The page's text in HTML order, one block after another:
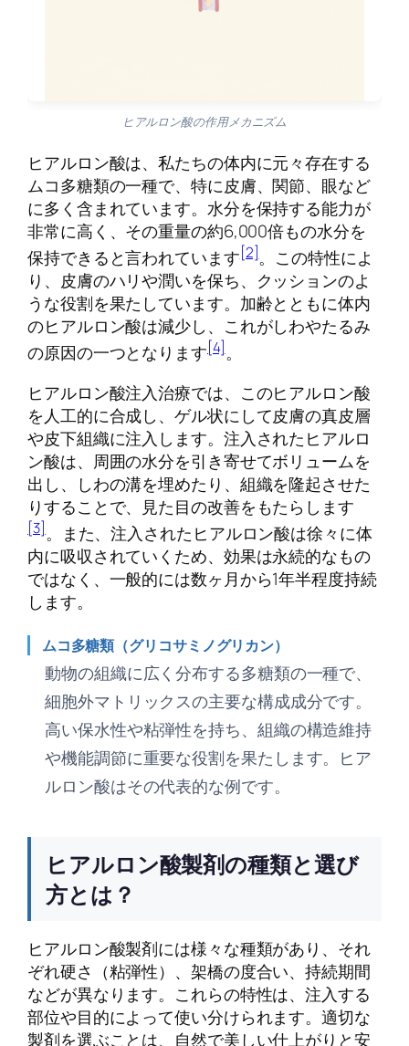
ヒアルロン酸の作用メカニズム
ヒアルロン酸は、私たちの体内に元々存在する
ムコ多糖類の一種で、特に皮膚、関節、眼など
に多く含まれています。水分を保持する能力が
非常に高く、その重量の約6,000倍もの水分を
保持できると言われています[2]。この特性によ
り、皮膚のハリや潤いを保ち、クッションのよ
うな役割を果たしています。加齢とともに体内
のヒアルロン酸は減少し、これがしわやたるみ
の原因の一つとなります[4]。
ヒアルロン酸注入治療では、このヒアルロン酸
を人工的に合成し、ゲル状にして皮膚の真皮層
や皮下組織に注入します。注入されたヒアルロ
ン酸は、周囲の水分を引き寄せてボリュームを
出し、しわの溝を埋めたり、組織を隆起させた
りすることで、見た目の改善をもたらします
[3]。また、注入されたヒアルロン酸は徐々に体
内に吸収されていくため、効果は永続的なもの
ではなく、一般的には数ヶ月から1年半程度持続
します。
ムコ多糖類（グリコサミノグリカン）
動物の組織に広く分布する多糖類の一種で、
細胞外マトリックスの主要な構成成分です。
高い保水性や粘弾性を持ち、組織の構造維持
や機能調節に重要な役割を果たします。ヒア
ルロン酸はその代表的な例です。
ヒアルロン酸製剤の種類と選び
方とは？
ヒアルロン酸製剤には様々な種類があり、それ
ぞれ硬さ（粘弾性）、架橋の度合い、持続期間
などが異なります。これらの特性は、注入する
部位や目的によって使い分けられます。適切な
製剤を選ぶことは、自然で美しい仕上がりと安